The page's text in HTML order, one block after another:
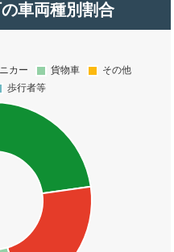
車両種別割合